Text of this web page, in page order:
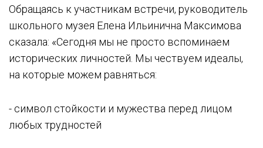
Обращаясь к участникам встречи, руководитель
школьного музея Елена Ильинична Максимова
сказала: «Сегодня мы не просто вспоминаем
исторических личностей. Мы чествуем идеалы,
на которые можем равняться:
- символ стойкости и мужества перед лицом
любых трудностей